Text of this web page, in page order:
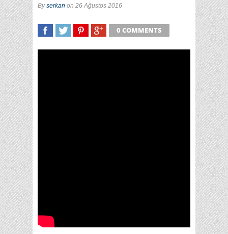
Byserkan on 26 Ağustos 2016
0 COMMENTS